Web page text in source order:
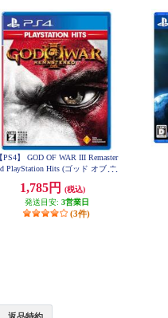
【PS4】 GOD OF WAR III Remaster
PlayStation Hits (ゴッド オブ ウ
1,785円
(税込)
発送目安: 3営業日
(3件)
返品特約